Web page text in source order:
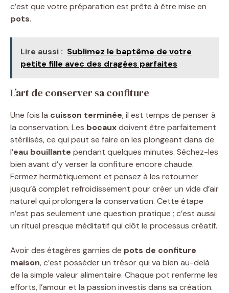
c’est que votre préparation est prête à être mise en
pots.
Lire aussi : Sublimez le baptême de votre
petite fille avec des dragées parfaites
L’art de conserver sa confiture
Une fois la cuisson terminée, il est temps de penser à
la conservation. Les bocauxdoivent être parfaitement
stérilisés, ce qui peut se faire en les plongeant dans de
l’eau bouillante pendant quelques minutes. Séchez-les
bien avant d’y verser la confiture encore chaude.
Fermez hermétiquement et pensez à les retourner
jusqu’à complet refroidissement pour créer un vide d’air
naturel qui prolongera la conservation. Cette étape
n’est pas seulement une question pratique ; c’est aussi
un rituel presque méditatif qui clôt le processus créatif.
Avoir des étagères garnies de pots de confiture
maison, c’est posséder un trésor qui va bien au-delà
de la simple valeur alimentaire. Chaque pot renferme les
efforts, l’amour et la passion investis dans sa création.